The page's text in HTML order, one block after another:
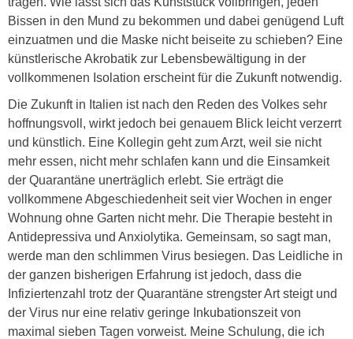
Bissen in den Mund zu bekommen und dabei genügend Luft
einzuatmen und die Maske nicht beiseite zu schieben? Eine
künstlerische Akrobatik zur Lebensbewältigung in der
vollkommenen Isolation erscheint für die Zukunft notwendig.
Die Zukunft in Italien ist nach den Reden des Volkes sehr
hoffnungsvoll, wirkt jedoch bei genauem Blick leicht verzerrt
und künstlich. Eine Kollegin geht zum Arzt, weil sie nicht
mehr essen, nicht mehr schlafen kann und die Einsamkeit
der Quarantäne unerträglich erlebt. Sie erträgt die
vollkommene Abgeschiedenheit seit vier Wochen in enger
Wohnung ohne Garten nicht mehr. Die Therapie besteht in
Antidepressiva und Anxiolytika. Gemeinsam, so sagt man,
werde man den schlimmen Virus besiegen. Das Leidliche in
der ganzen bisherigen Erfahrung ist jedoch, dass die
Infiziertenzahl trotz der Quarantäne strengster Art steigt und
der Virus nur eine relativ geringe Inkubationszeit von
maximal sieben Tagen vorweist. Meine Schulung, die ich